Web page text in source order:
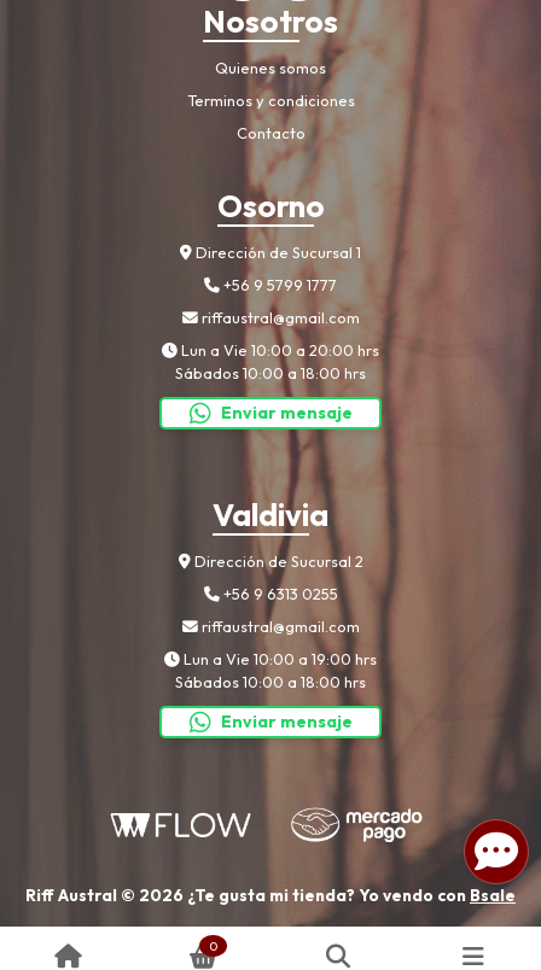
Nosotros
Quienes somos
Terminos y condiciones
Contacto
Osorno
Dirección de Sucursal 1
+56 9 5799 1777
riffaustral@gmail.com
Lun a Vie 10:00 a 20:00 hrs
Sábados 10:00 a 18:00 hrs
Enviar mensaje
Valdivia
Dirección de Sucursal 2
+56 9 6313 0255
riffaustral@gmail.com
Lun a Vie 10:00 a 19:00 hrs
Sábados 10:00 a 18:00 hrs
Enviar mensaje
Riff Austral © 2026 ¿Te gusta mi tienda? Yo vendo con Bsale
0